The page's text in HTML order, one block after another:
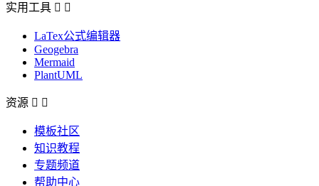
实用工具  
LaTex公式编辑器
Geogebra
Mermaid
PlantUML
资源  
模板社区
知识教程
专题频道
帮助中心